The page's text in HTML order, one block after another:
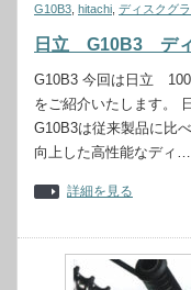
G10B3 hitachi ディスクグ
日立 G10B3 ディ
G10B3 今回は日立
をご紹介いたします。
G10B3は従来製品に比
向上した高性能なディ…
詳細を見る